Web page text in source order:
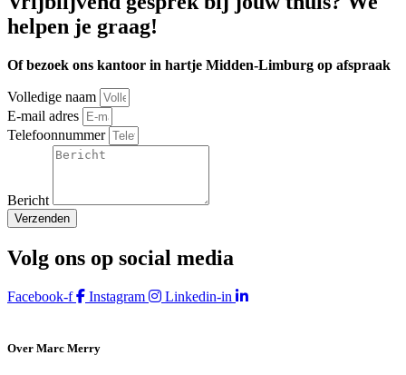
helpen je graag!
Of bezoek ons kantoor in hartje Midden-Limburg op afspraak
Volledige naam
E-mail adres
Telefoonnummer
Bericht
Verzenden
Volg ons op social media
Facebook-f Instagram Linkedin-in
Over Marc Merry